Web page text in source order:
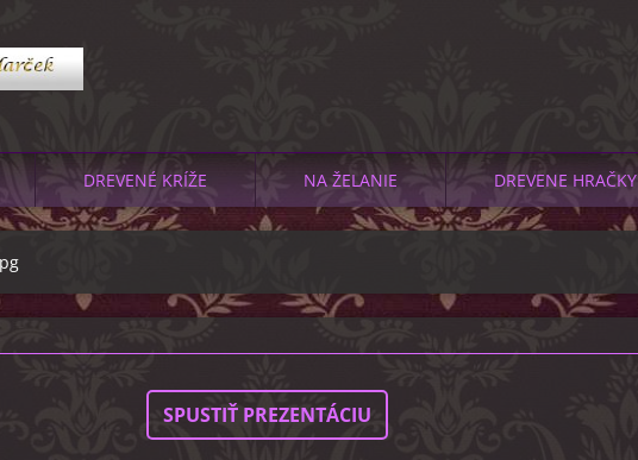
DREVENÉ KRÍŽE NA ŽELANIE DREVENE HRAČKY
SPUSTIŤ PREZENTÁCIU